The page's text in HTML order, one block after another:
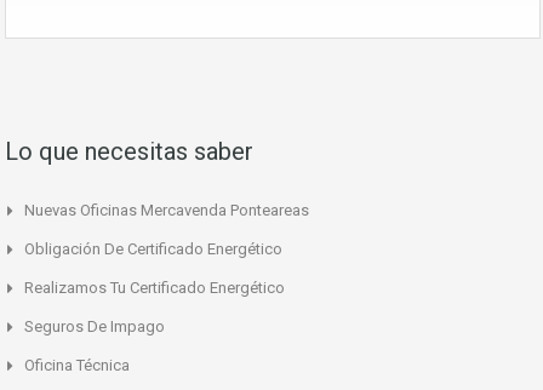
Lo que necesitas saber
Nuevas Oficinas Mercavenda Ponteareas
Obligación De Certificado Energético
Realizamos Tu Certificado Energético
Seguros De Impago
Oficina Técnica